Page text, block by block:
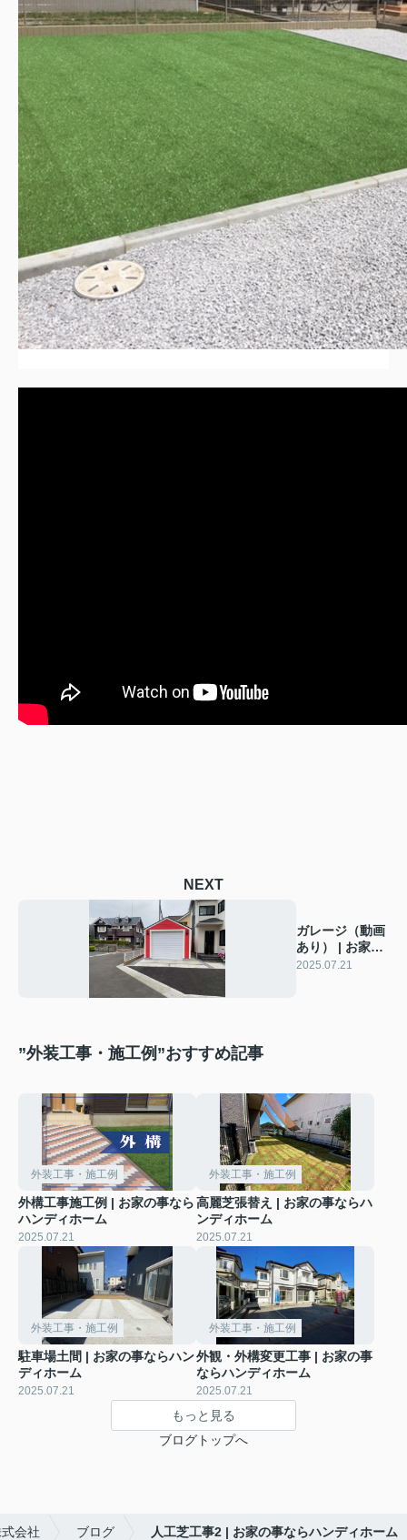
NEXT
ガレージ（動画
あり） | お家の
事ならハンディ
2025.07.21
”外装工事・施工例”おすすめ記事
外装工事・施工例
外構工事施工例 | お家の事なら
ハンディホーム
2025.07.21
外装工事・施工例
高麗芝張替え | お家の事ならハ
ンディホーム
2025.07.21
外装工事・施工例
駐車場土間 | お家の事ならハン
ディホーム
2025.07.21
外装工事・施工例
外観・外構変更工事 | お家の事
ならハンディホーム
2025.07.21
もっと見る
ブログトップへ
会社 ブログ 人工芝工事2 | お家の事ならハンディホーム